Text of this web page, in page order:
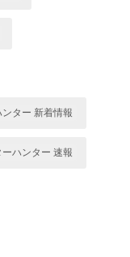
ター 新着情報
ーハンター 速報